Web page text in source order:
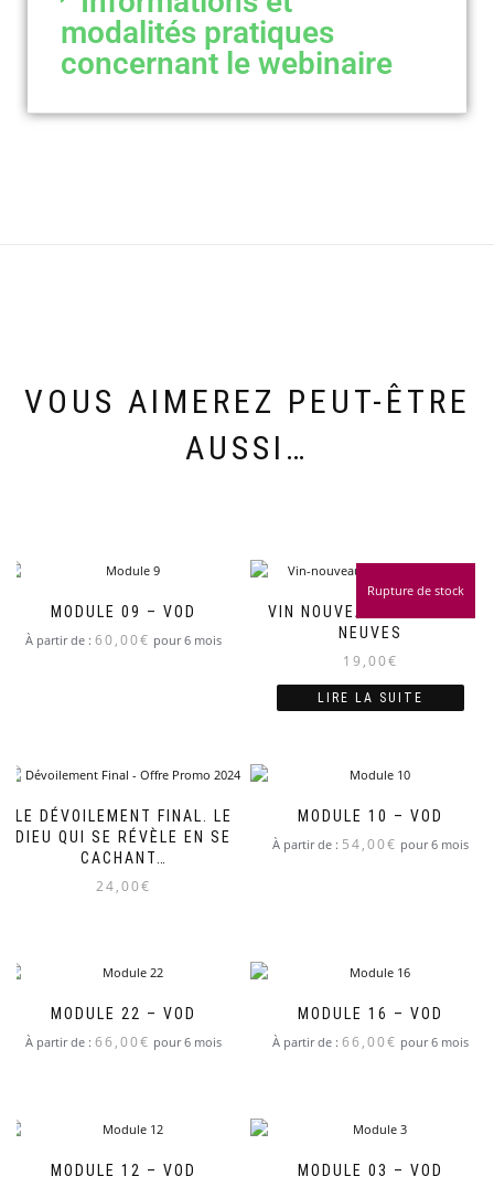
modalités pratiques
concernant le webinaire
VOUS AIMEREZ PEUT-ÊTRE
AUSSI…
MODULE 09 – VOD
À partir de : 60,00€ pour 6 mois
VIN NOUVEAU ET OUTRES
NEUVES
19,00€
Rupture de stock
LIRE LA SUITE
LE DÉVOILEMENT FINAL. LE
DIEU QUI SE RÉVÈLE EN SE
CACHANT…
24,00€
MODULE 10 – VOD
À partir de : 54,00€ pour 6 mois
MODULE 22 – VOD
À partir de : 66,00€ pour 6 mois
MODULE 16 – VOD
À partir de : 66,00€ pour 6 mois
MODULE 12 – VOD MODULE 03 – VOD